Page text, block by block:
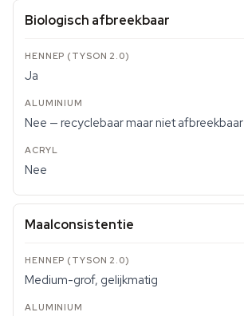
Biologisch afbreekbaar
Ja
Nee — recyclebaar maar niet afbreekbaar
Nee
Maalconsistentie
Medium-grof, gelijkmatig